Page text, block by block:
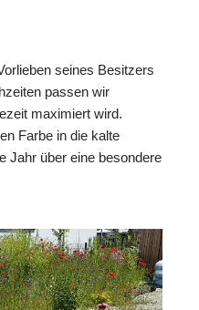
seines Besitzers
passen wir
maximiert wird.
Farbe in die kalte
Jahr über eine besondere